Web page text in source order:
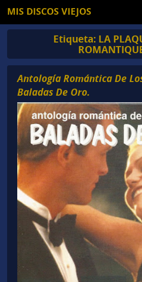
MIS DISCOS VIEJOS
Etiqueta: LA
Antología Romántica De
Baladas De Oro.